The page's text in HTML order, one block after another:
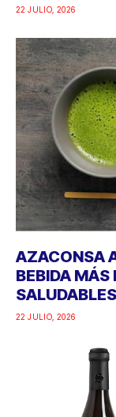
22 JULIO, 2026
AZACONSA
BEBIDA MÁS
SALUDABLES
22 JULIO, 2026